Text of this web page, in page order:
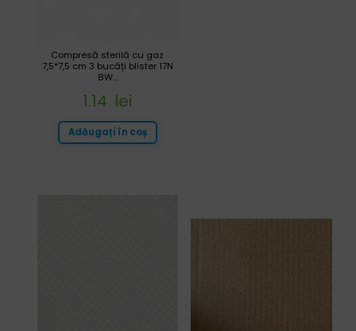
Compresă sterilă cu gaz
7,5*7,5 cm 3 bucăți blister 17N
8W...
1.14 lei
Adăugați în coș